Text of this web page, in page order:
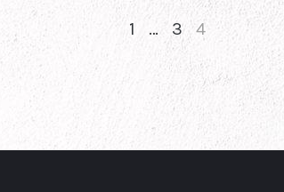
PREV
1 … 3 4